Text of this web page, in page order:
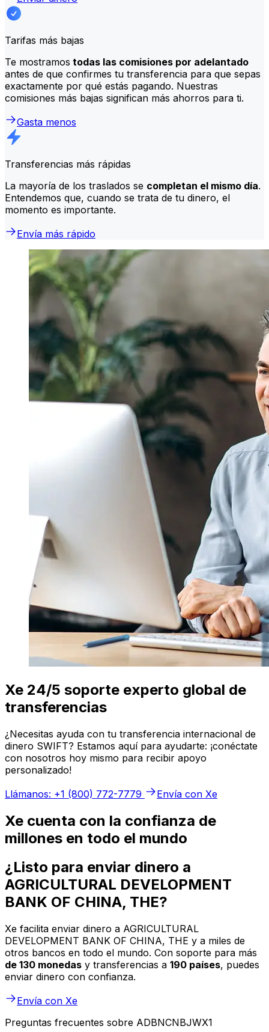
Tarifas más bajas
Te mostramos todas las comisiones por adelantado
antes de que confirmes tu transferencia para que sepas
exactamente por qué estás pagando. Nuestras
comisiones más bajas significan más ahorros para ti.
Gasta menos
Transferencias más rápidas
La mayoría de los traslados se completan el mismo día.
Entendemos que, cuando se trata de tu dinero, el
momento es importante.
Envía más rápido
Xe 24/5 soporte experto global de
transferencias
¿Necesitas ayuda con tu transferencia internacional de
dinero SWIFT? Estamos aquí para ayudarte: ¡conéctate
con nosotros hoy mismo para recibir apoyo
personalizado!
Llámanos: +1 (800) 772-7779
Envía con Xe
Xe cuenta con la confianza de
millones en todo el mundo
¿Listo para enviar dinero a
AGRICULTURAL DEVELOPMENT
BANK OF CHINA, THE?
Xe facilita enviar dinero a AGRICULTURAL
DEVELOPMENT BANK OF CHINA, THE y a miles de
otros bancos en todo el mundo. Con soporte para más
de 130 monedas y transferencias a 190 países, puedes
enviar dinero con confianza.
Envía con Xe
Preguntas frecuentes sobre ADBNCNBJWX1